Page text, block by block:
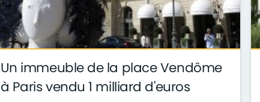
Un immeuble de la place Vendôme
à Paris vendu 1 milliard d'euros